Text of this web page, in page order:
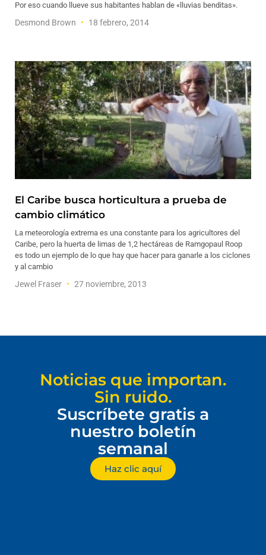
Por eso cuando llueve sus habitantes hablan de «lluvias benditas».
Desmond Brown 18 febrero, 2014
El Caribe busca horticultura a prueba de
cambio climático
La meteorología extrema es una constante para los agricultores del
Caribe, pero la huerta de limas de 1,2 hectáreas de Ramgopaul Roop
es todo un ejemplo de lo que hay que hacer para ganarle a los ciclones
y al cambio
Jewel Fraser 27 noviembre, 2013
Noticias que importan.
Sin ruido.
Suscríbete gratis a
nuestro boletín
semanal
Haz clic aquí